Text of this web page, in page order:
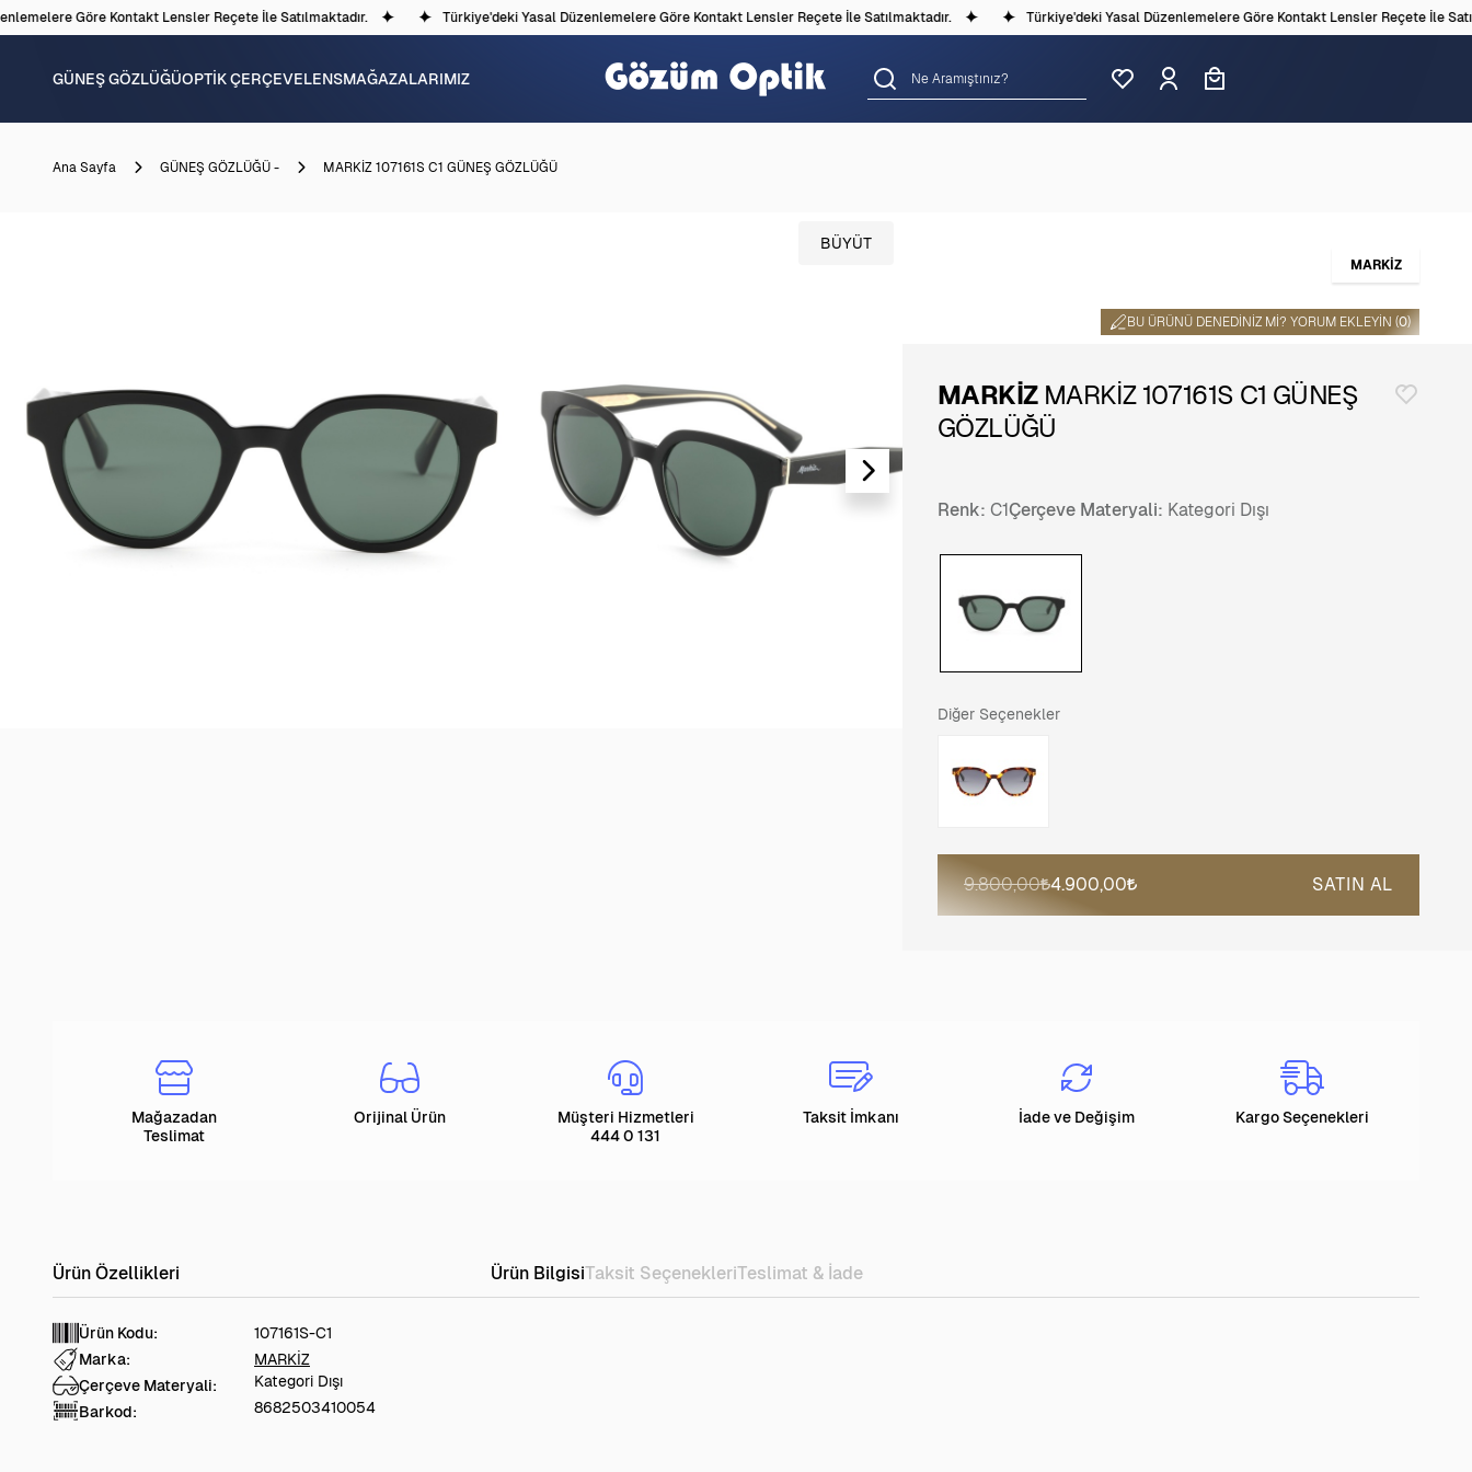
Göre Kontakt Lensler Reçete İle Satılmaktadır. Türkiye'deki Yasal Düzenlemelere Göre Kontakt Lensler Reçete İle Satılmaktadır. Türkiye'deki Yasal Düzenlemelere Göre Kontakt Lensler Reçete İle
GÜNEŞ GÖZLÜĞÜOPTİK ÇERÇEVELENSMAĞAZALARIMIZ
Ana Sayfa GÜNEŞ GÖZLÜĞÜ - MARKİZ 107161S C1 GÜNEŞ GÖZLÜĞÜ
BÜYÜT
BU ÜRÜNÜ DENEDINIZ MI? YORUM EKLEYIN (0)
MARKİZ
MARKİZMARKİZ 107161S C1 GÜNEŞ
GÖZLÜĞÜ
Renk: C1Çerçeve Materyali: Kategori Dışı
Diğer Seçenekler
9.800,00 4.900,00 SATIN AL
Mağazadan
Teslimat
Orijinal Ürün
Müşteri Hizmetleri
444 0 131
Taksit İmkanı İade ve Değişim Kargo Seçenekleri
Ürün Kodu:
107161S-C1
Marka:
MARKİZ
Çerçeve Materyali:
Kategori Dışı
Barkod:
8682503410054
Ürün BilgisiTaksit SeçenekleriTeslimat & İade